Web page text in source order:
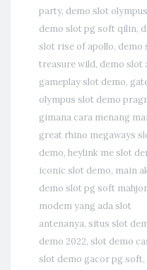
party, demo slot
demo slot pg soft qilin,
slot rise of apollo, demo
treasure wild, demo slot
gameplay slot demo,
olympus slot demo
gimana cara menang
great rhino megaways
demo, heylink me slot
iconic slot demo, main
demo slot pg soft
modem yang ada slot
antenanya, situs slot
demo 2022, slot demo
slot demo gacor pg soft,